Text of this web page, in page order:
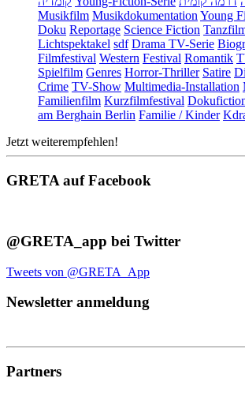
Musikfilm Musikdokumentation Young
Doku Reportage Science Fiction
Lichtspektakel sdf Drama TV-Serie
Filmfestival Western Festival Romantik
Spielfilm Genres Horror-Thriller Satire
Crime TV-Show Multimedia-Installation
Familienfilm Kurzfilmfestival
am Berghain Berlin Familie / Kinder
Jetzt weiterempfehlen!
GRETA auf Facebook
@GRETA_app bei Twitter
Tweets von @GRETA_App
Newsletter anmeldung
Partners